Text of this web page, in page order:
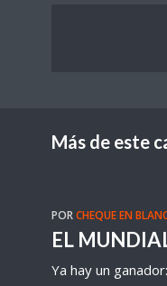
Más de este
PORCHEQUE EN
EL
Ya hay un